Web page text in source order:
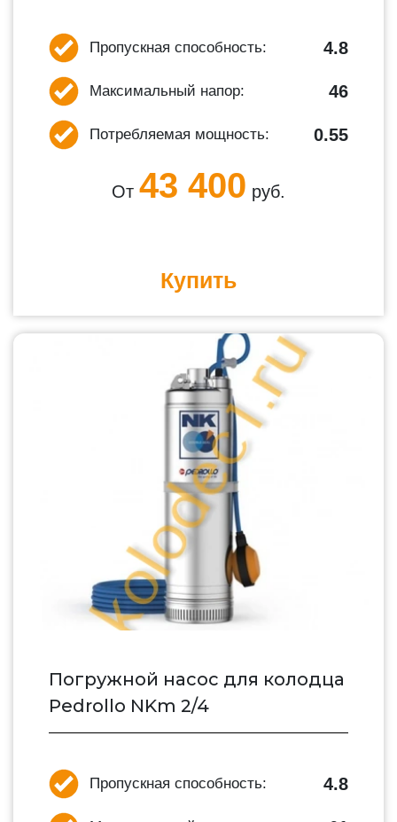
Пропускная способность: 4.8
Максимальный напор: 46
Потребляемая мощность: 0.55
От 43 400 руб.
Купить
Погружной насос для колодца
Pedrollo NKm 2/4
Пропускная способность: 4.8